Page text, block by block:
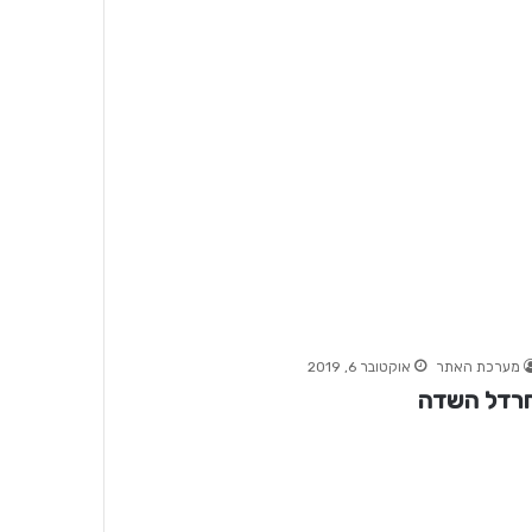
מערכת האתר אוקטובר 6, 2019
השדה